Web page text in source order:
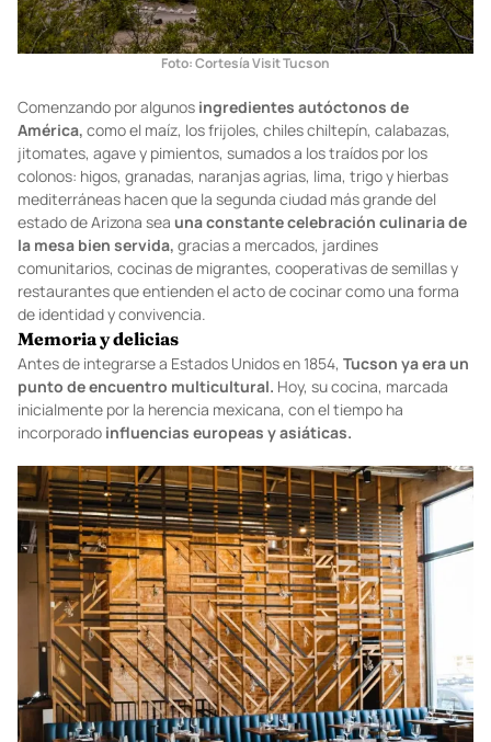
Foto: Cortesía Visit Tucson
Comenzando por algunos ingredientes autóctonos de
América, como el maíz, los frijoles, chiles chiltepín, calabazas,
jitomates, agave y pimientos, sumados a los traídos por los
colonos: higos, granadas, naranjas agrias, lima, trigo y hierbas
mediterráneas hacen que la segunda ciudad más grande del
estado de Arizona sea una constante celebración culinaria de
la mesa bien servida, gracias a mercados, jardines
comunitarios, cocinas de migrantes, cooperativas de semillas y
restaurantes que entienden el acto de cocinar como una forma
de identidad y convivencia.
Memoria y delicias
Antes de integrarse a Estados Unidos en 1854, Tucson ya era un
punto de encuentro multicultural. Hoy, su cocina, marcada
inicialmente por la herencia mexicana, con el tiempo ha
incorporado influencias europeas y asiáticas.